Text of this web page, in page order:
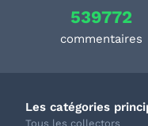
539772
commentaires
Les catégories
Tous les collectors